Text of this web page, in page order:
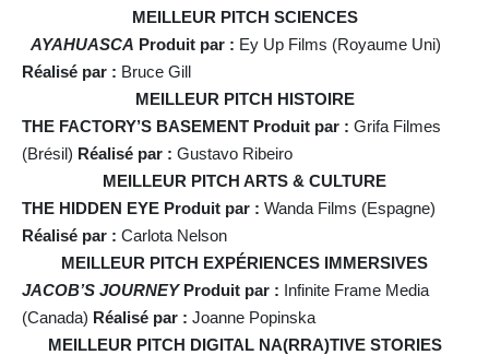
MEILLEUR PITCH SCIENCES
AYAHUASCA Produit par : Ey Up Films (Royaume Uni)
Réalisé par : Bruce Gill
MEILLEUR PITCH HISTOIRE
THE FACTORY’S BASEMENT Produit par : Grifa Filmes
(Brésil) Réalisé par : Gustavo Ribeiro
MEILLEUR PITCH ARTS & CULTURE
THE HIDDEN EYE Produit par : Wanda Films (Espagne)
Réalisé par : Carlota Nelson
MEILLEUR PITCH EXPÉRIENCES IMMERSIVES
JACOB’S JOURNEY Produit par : Infinite Frame Media
(Canada) Réalisé par : Joanne Popinska
MEILLEUR PITCH DIGITAL NA(RRA)TIVE STORIES